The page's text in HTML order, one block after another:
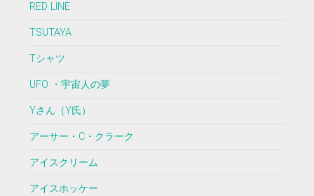
RED LINE
TSUTAYA
Tシャツ
UFO ・宇宙人の夢
Yさん（Y氏）
アーサー・C・クラーク
アイスクリーム
アイスホッケー